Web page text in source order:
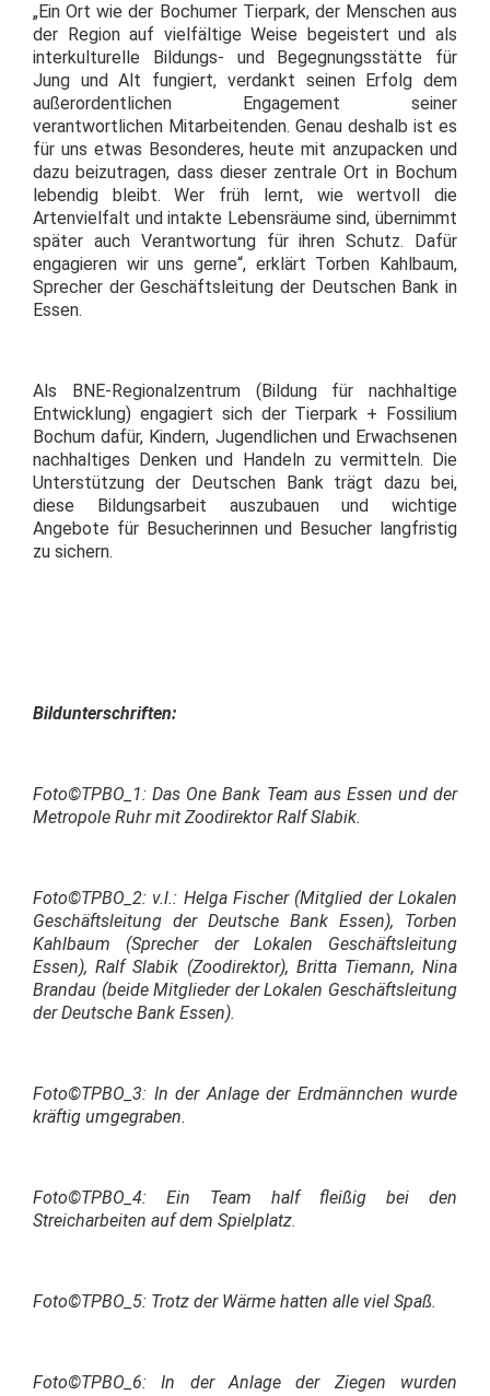
„Ein Ort wie der Bochumer Tierpark, der Menschen aus
der Region auf vielfältige Weise begeistert und als
interkulturelle Bildungs- und Begegnungsstätte für
Jung und Alt fungiert, verdankt seinen Erfolg dem
außerordentlichen Engagement seiner
verantwortlichen Mitarbeitenden. Genau deshalb ist es
für uns etwas Besonderes, heute mit anzupacken und
dazu beizutragen, dass dieser zentrale Ort in Bochum
lebendig bleibt. Wer früh lernt, wie wertvoll die
Artenvielfalt und intakte Lebensräume sind, übernimmt
später auch Verantwortung für ihren Schutz. Dafür
engagieren wir uns gerne“, erklärt Torben Kahlbaum,
Sprecher der Geschäftsleitung der Deutschen Bank in
Essen.
Als BNE-Regionalzentrum (Bildung für nachhaltige
Entwicklung) engagiert sich der Tierpark + Fossilium
Bochum dafür, Kindern, Jugendlichen und Erwachsenen
nachhaltiges Denken und Handeln zu vermitteln. Die
Unterstützung der Deutschen Bank trägt dazu bei,
diese Bildungsarbeit auszubauen und wichtige
Angebote für Besucherinnen und Besucher langfristig
zu sichern.
Bildunterschriften:
Foto©TPBO_1: Das One Bank Team aus Essen und der
Metropole Ruhr mit Zoodirektor Ralf Slabik.
Foto©TPBO_2: v.l.: Helga Fischer (Mitglied der Lokalen
Geschäftsleitung der Deutsche Bank Essen), Torben
Kahlbaum (Sprecher der Lokalen Geschäftsleitung
Essen), Ralf Slabik (Zoodirektor), Britta Tiemann, Nina
Brandau (beide Mitglieder der Lokalen Geschäftsleitung
der Deutsche Bank Essen).
Foto©TPBO_3: In der Anlage der Erdmännchen wurde
kräftig umgegraben.
Foto©TPBO_4: Ein Team half fleißig bei den
Streicharbeiten auf dem Spielplatz.
Foto©TPBO_5: Trotz der Wärme hatten alle viel Spaß.
Foto©TPBO_6: In der Anlage der Ziegen wurden